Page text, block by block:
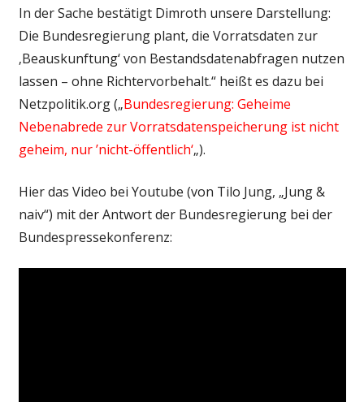
In der Sache bestätigt Dimroth unsere Darstellung:
Die Bundesregierung plant, die Vorratsdaten zur
‚Beauskunftung‘ von Bestandsdatenabfragen nutzen
lassen – ohne Richtervorbehalt.“ heißt es dazu bei
Netzpolitik.org („Bundesregierung: Geheime
Nebenabrede zur Vorratsdatenspeicherung ist nicht
geheim, nur ’nicht-öffentlich‘„).
Hier das Video bei Youtube (von Tilo Jung, „Jung &
naiv“) mit der Antwort der Bundesregierung bei der
Bundespressekonferenz: